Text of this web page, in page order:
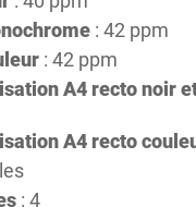
: 42 ppm
: 42 ppm
A4 recto noir
A4 recto
: 4